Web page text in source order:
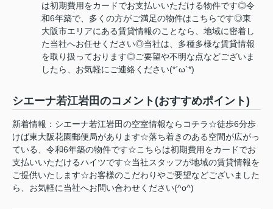
は初期費用をカードでお支払いいただける物件です◎令
和6年築で、多くの方がご満足の物件はこちらです◎東
大阪市エリアにある賃貸情報のことなら、地域に密着し
た当社へお任せください◎当社は、多種多様な賃貸情報
を取り扱っております◎ご要望や不明な点などございま
したら、お気軽にご連絡ください(*´ω`*)
シエーナ若江岩田のコメント(おすすめポイント)
新着情報：シエーナ若江岩田の空室情報ならコチラ☆徒歩6分歩
けば東大阪花園郵便局があります☆落ち着きのある空間が広がっ
ている、令和6年築の物件です☆こちらは初期費用をカードでお
支払いいただけるハイツです☆当社スタッフが地域の賃貸情報を
ご提供いたします☆お客様のこだわりやご要望などございました
ら、お気軽に当社へお問い合わせください(^o^)